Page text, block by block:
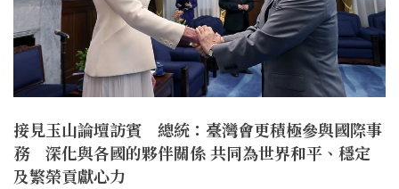
接見玉山論壇訪賓 總統：臺灣會更積極參與國際事
務 深化與各國的夥伴關係 共同為世界和平、穩定
及繁榮貢獻心力